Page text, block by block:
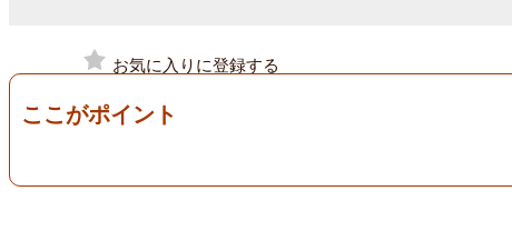
お気に入りに登録する
ここがポイント